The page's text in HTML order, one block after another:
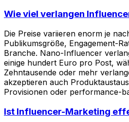
Wie viel verlangen
Die Preise variieren enorm je
Publikumsgröße, Engagement-
Branche. Nano-Influencer
einige hundert Euro pro Post,
Zehntausende oder mehr
akzeptieren auch
Provisionen oder performance-
Ist Influencer-Marketing